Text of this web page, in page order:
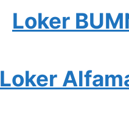
Loker
Loker